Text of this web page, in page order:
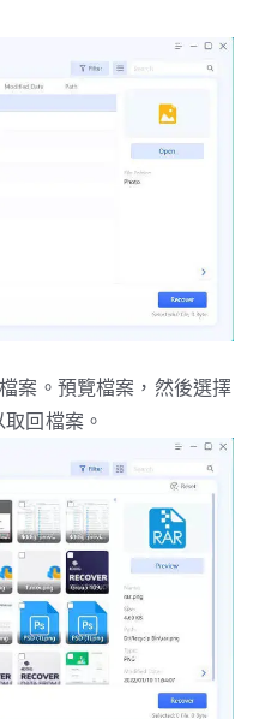
案。預覽檔案，然後選擇
回檔案。